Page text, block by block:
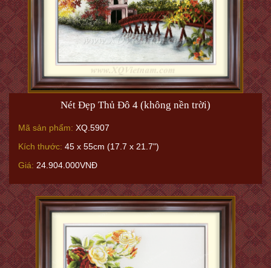
Nét Đẹp Thủ Đô 4 (không nền trời)
Mã sản phẩm: XQ.5907
Kích thước: 45 x 55cm (17.7 x 21.7")
Giá: 24.904.000VNĐ